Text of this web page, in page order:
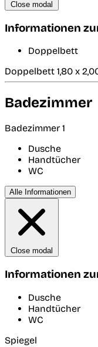
Close modal
Informationen
Doppelbett
Doppelbett 1,80 x
Badezimmer
Badezimmer 1
Dusche
Handtücher
WC
Alle Informationen
Close modal
Informationen
Dusche
Handtücher
WC
Spiegel